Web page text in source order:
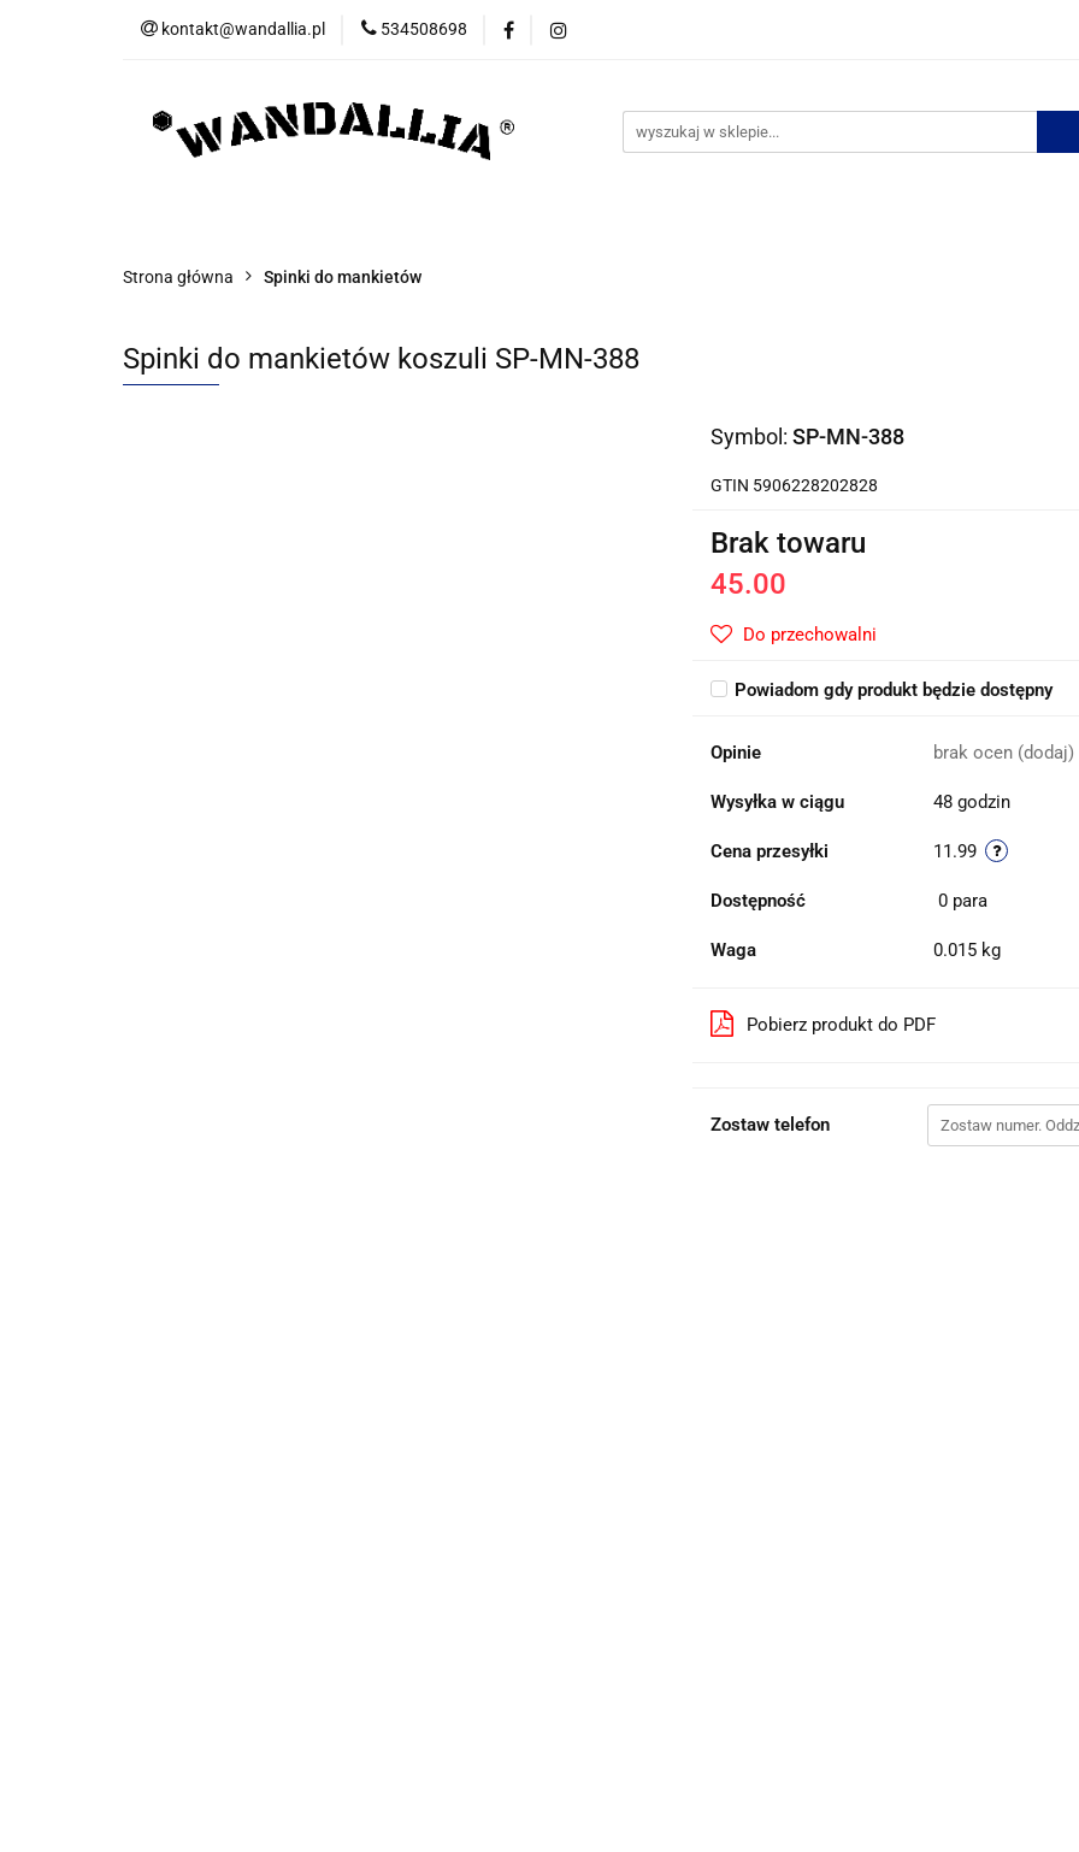
kontakt@wandallia.pl 534508698
Spinki do mankietów
Bizuteria Nowości Bestsellery
Strona główna Spinki do mankietów
Spinki do mankietów koszuli SP-MN-388
Symbol: SP-MN-388
GTIN 5906228202828
Brak towaru
45.00
Do przechowalni
Powiadom gdy produkt będzie dostępny
Opinie brak ocen (dodaj)
Wysyłka w ciągu 48 godzin
Cena przesyłki 11.99
Dostępność 0 para
Waga 0.015 kg
Pobierz produkt do PDF
Zostaw telefon